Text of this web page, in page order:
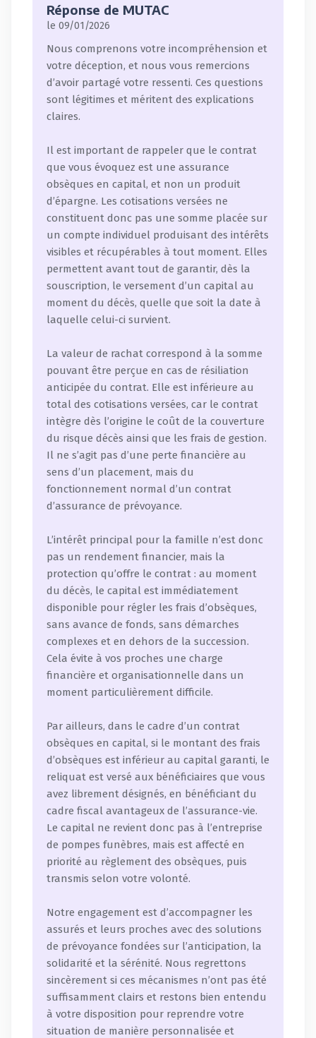
Réponse de MUTAC
le 09/01/2026
Nous comprenons votre incompréhension et
votre déception, et nous vous remercions
d’avoir partagé votre ressenti. Ces questions
sont légitimes et méritent des explications
claires.
Il est important de rappeler que le contrat
que vous évoquez est une assurance
obsèques en capital, et non un produit
d’épargne. Les cotisations versées ne
constituent donc pas une somme placée sur
un compte individuel produisant des intérêts
visibles et récupérables à tout moment. Elles
permettent avant tout de garantir, dès la
souscription, le versement d’un capital au
moment du décès, quelle que soit la date à
laquelle celui-ci survient.
La valeur de rachat correspond à la somme
pouvant être perçue en cas de résiliation
anticipée du contrat. Elle est inférieure au
total des cotisations versées, car le contrat
intègre dès l’origine le coût de la couverture
du risque décès ainsi que les frais de gestion.
Il ne s’agit pas d’une perte financière au
sens d’un placement, mais du
fonctionnement normal d’un contrat
d’assurance de prévoyance.
L’intérêt principal pour la famille n’est donc
pas un rendement financier, mais la
protection qu’offre le contrat : au moment
du décès, le capital est immédiatement
disponible pour régler les frais d’obsèques,
sans avance de fonds, sans démarches
complexes et en dehors de la succession.
Cela évite à vos proches une charge
financière et organisationnelle dans un
moment particulièrement difficile.
Par ailleurs, dans le cadre d’un contrat
obsèques en capital, si le montant des frais
d’obsèques est inférieur au capital garanti, le
reliquat est versé aux bénéficiaires que vous
avez librement désignés, en bénéficiant du
cadre fiscal avantageux de l’assurance-vie.
Le capital ne revient donc pas à l’entreprise
de pompes funèbres, mais est affecté en
priorité au règlement des obsèques, puis
transmis selon votre volonté.
Notre engagement est d’accompagner les
assurés et leurs proches avec des solutions
de prévoyance fondées sur l’anticipation, la
solidarité et la sérénité. Nous regrettons
sincèrement si ces mécanismes n’ont pas été
suffisamment clairs et restons bien entendu
à votre disposition pour reprendre votre
situation de manière personnalisée et